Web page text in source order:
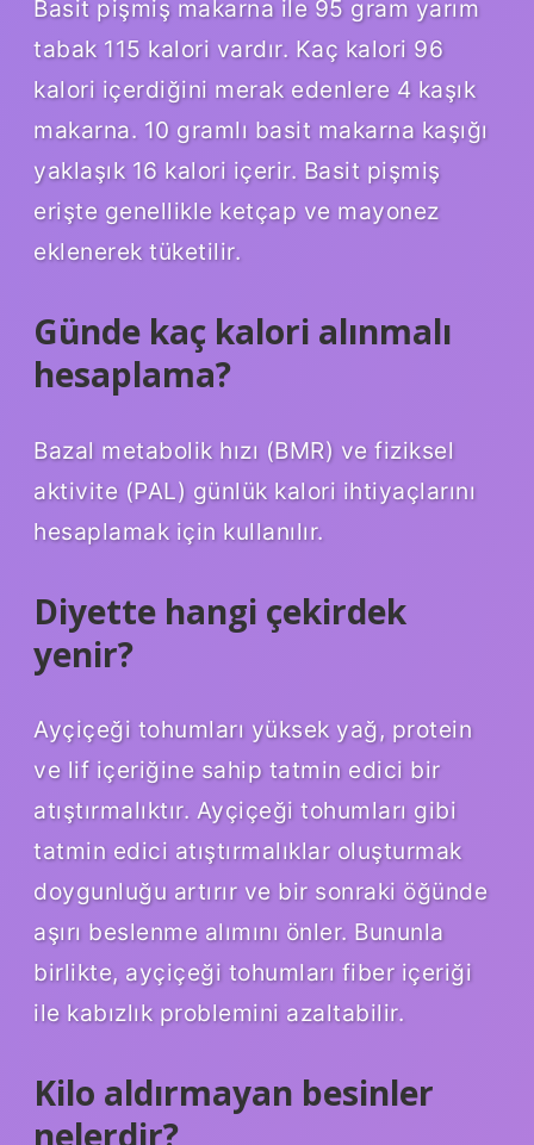
Basit pişmiş makarna ile 95 gram yarım
tabak 115 kalori vardır. Kaç kalori 96
kalori içerdiğini merak edenlere 4 kaşık
makarna. 10 gramlı basit makarna kaşığı
yaklaşık 16 kalori içerir. Basit pişmiş
erişte genellikle ketçap ve mayonez
eklenerek tüketilir.
Günde kaç kalori alınmalı
hesaplama?
Bazal metabolik hızı (BMR) ve fiziksel
aktivite (PAL) günlük kalori ihtiyaçlarını
hesaplamak için kullanılır.
Diyette hangi çekirdek
yenir?
Ayçiçeği tohumları yüksek yağ, protein
ve lif içeriğine sahip tatmin edici bir
atıştırmalıktır. Ayçiçeği tohumları gibi
tatmin edici atıştırmalıklar oluşturmak
doygunluğu artırır ve bir sonraki öğünde
aşırı beslenme alımını önler. Bununla
birlikte, ayçiçeği tohumları fiber içeriği
ile kabızlık problemini azaltabilir.
Kilo aldırmayan besinler
nelerdir?